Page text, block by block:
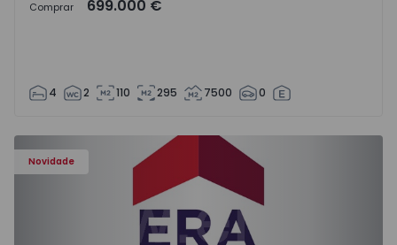
Comprar 699.000 €
4 2 110 295 7500 0
Novidade
Apartamento T0 Paredes, Gandra - 1575265 - 1